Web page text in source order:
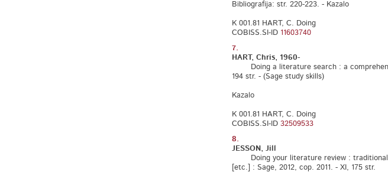
Bibliografija: str. 220-223. - Kazalo
K 001.81 HART, C. Doing
COBISS.SI-ID 11603740
7.
HART, Chris, 1960-
Doing a literature search : a
194 str. - (Sage study skills)
Kazalo
K 001.81 HART, C. Doing
COBISS.SI-ID 32509533
8.
JESSON, Jill
Doing your literature review : traditional
[etc.] : Sage, 2012, cop. 2011. - XI, 175 str.